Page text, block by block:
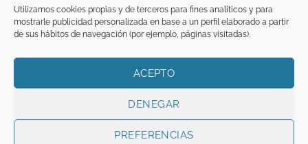
Utilizamos cookies propias y de terceros para fines analíticos y para
mostrarle publicidad personalizada en base a un perfil elaborado a partir
de sus hábitos de navegación (por ejemplo, páginas visitadas).
ACEPTO
DENEGAR
PREFERENCIAS
TÉRMINOS Y CONDICIONES
Copyright 2026 ©FunciFUNCI es titular de los derechos de propiedad
intelectual e industrial de este sitio web, y es también titular o tiene la